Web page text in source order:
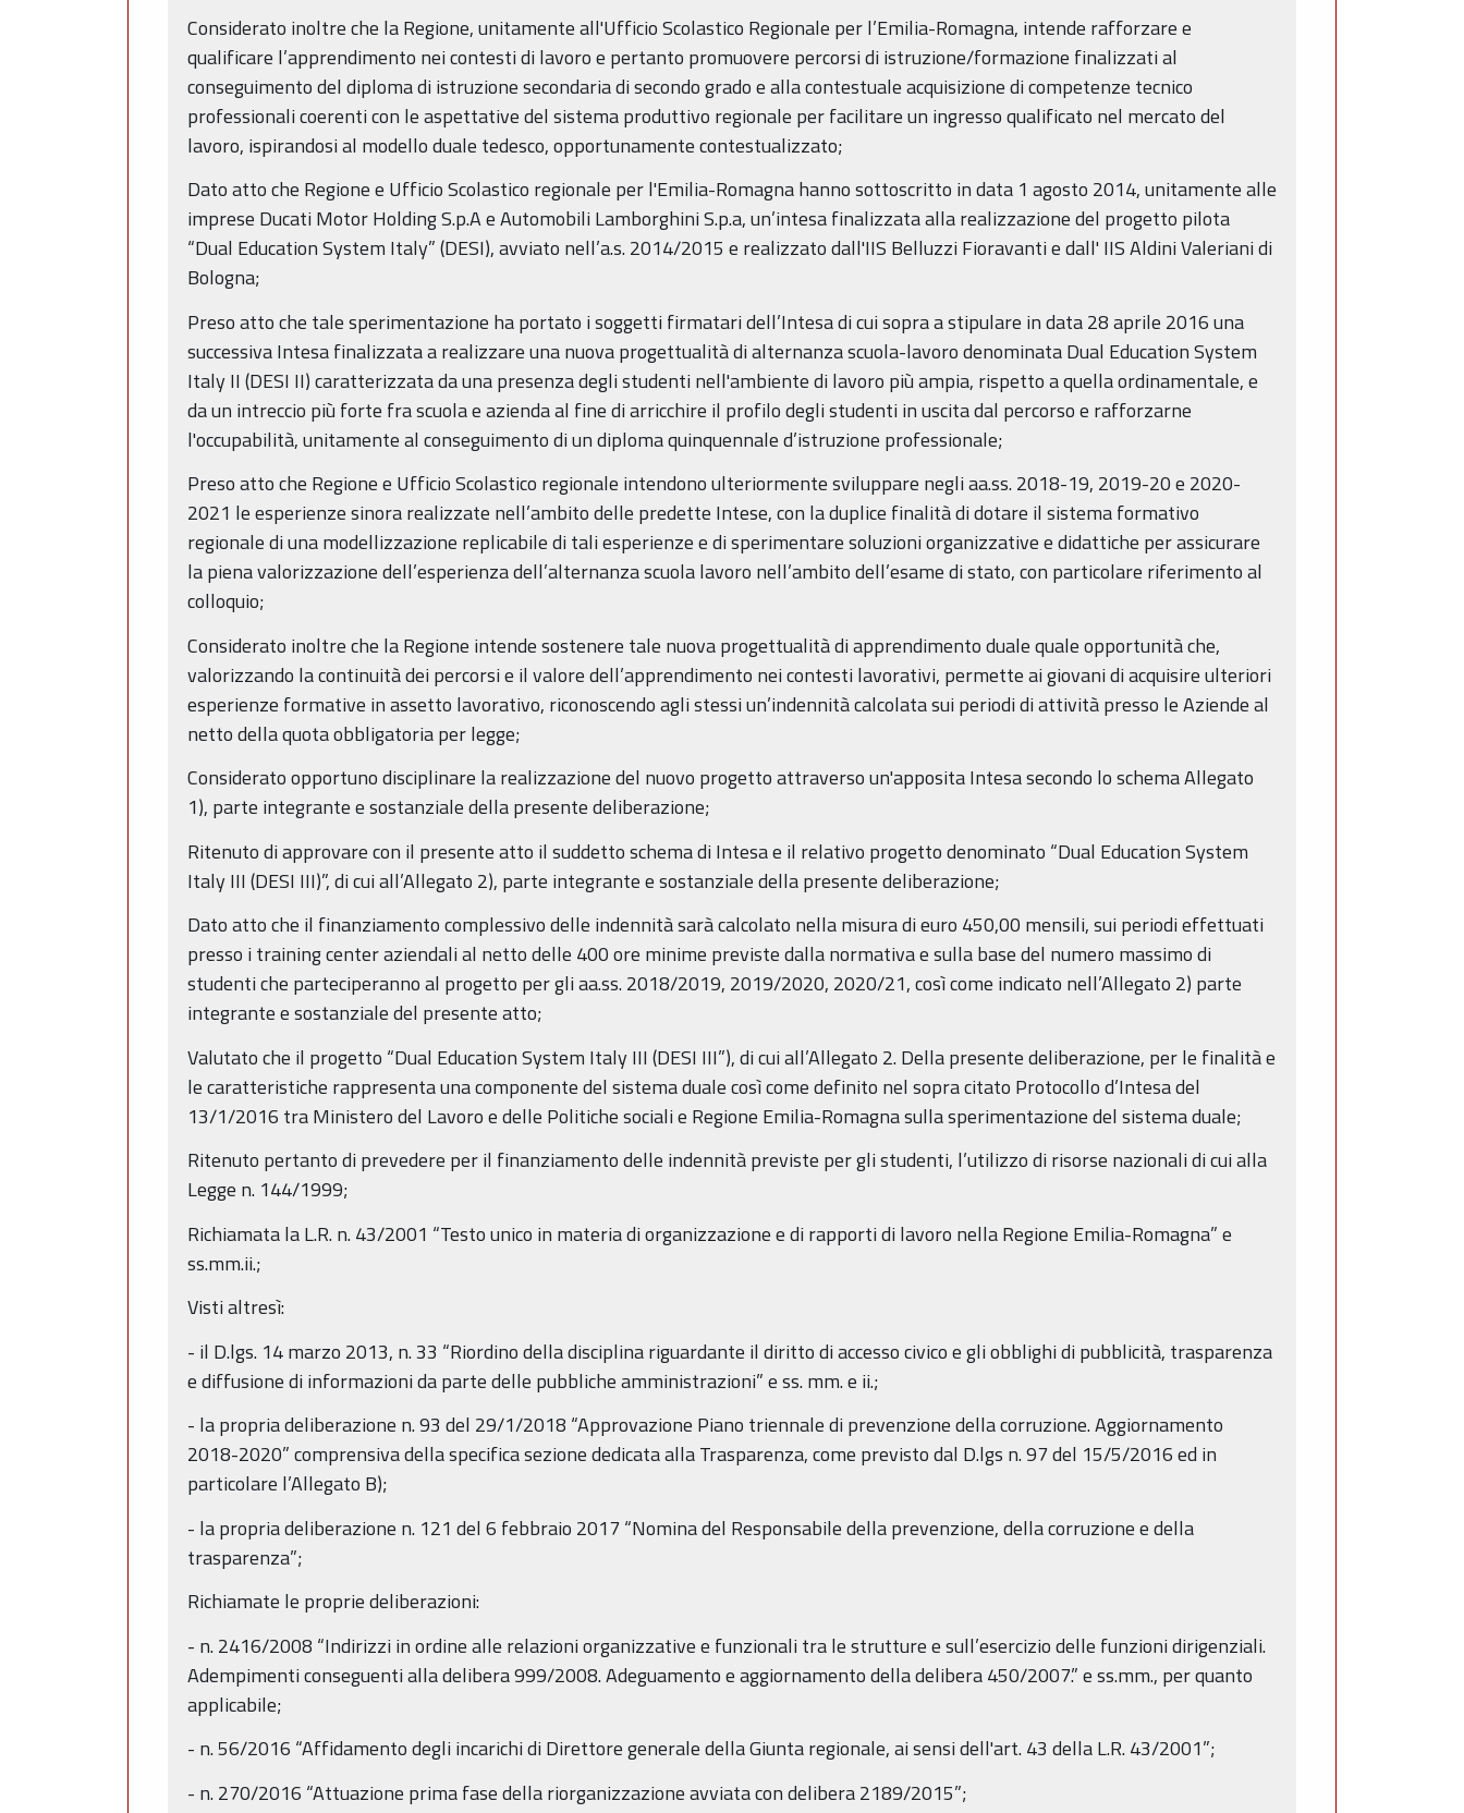
Considerato inoltre che la Regione, unitamente all'Ufficio Scolastico Regionale per l’Emilia-Romagna, intende rafforzare e
qualificare l’apprendimento nei contesti di lavoro e pertanto promuovere percorsi di istruzione/formazione finalizzati al
conseguimento del diploma di istruzione secondaria di secondo grado e alla contestuale acquisizione di competenze tecnico
professionali coerenti con le aspettative del sistema produttivo regionale per facilitare un ingresso qualificato nel mercato del
lavoro, ispirandosi al modello duale tedesco, opportunamente contestualizzato;
Dato atto che Regione e Ufficio Scolastico regionale per l'Emilia-Romagna hanno sottoscritto in data 1 agosto 2014, unitamente alle
imprese Ducati Motor Holding S.p.A e Automobili Lamborghini S.p.a, un’intesa finalizzata alla realizzazione del progetto pilota
“Dual Education System Italy” (DESI), avviato nell’a.s. 2014/2015 e realizzato dall'IIS Belluzzi Fioravanti e dall' IIS Aldini Valeriani di
Bologna;
Preso atto che tale sperimentazione ha portato i soggetti firmatari dell’Intesa di cui sopra a stipulare in data 28 aprile 2016 una
successiva Intesa finalizzata a realizzare una nuova progettualità di alternanza scuola-lavoro denominata Dual Education System
Italy II (DESI II) caratterizzata da una presenza degli studenti nell'ambiente di lavoro più ampia, rispetto a quella ordinamentale, e
da un intreccio più forte fra scuola e azienda al fine di arricchire il profilo degli studenti in uscita dal percorso e rafforzarne
l'occupabilità, unitamente al conseguimento di un diploma quinquennale d’istruzione professionale;
Preso atto che Regione e Ufficio Scolastico regionale intendono ulteriormente sviluppare negli aa.ss. 2018-19, 2019-20 e 2020-
2021 le esperienze sinora realizzate nell’ambito delle predette Intese, con la duplice finalità di dotare il sistema formativo
regionale di una modellizzazione replicabile di tali esperienze e di sperimentare soluzioni organizzative e didattiche per assicurare
la piena valorizzazione dell’esperienza dell’alternanza scuola lavoro nell’ambito dell’esame di stato, con particolare riferimento al
colloquio;
Considerato inoltre che la Regione intende sostenere tale nuova progettualità di apprendimento duale quale opportunità che,
valorizzando la continuità dei percorsi e il valore dell’apprendimento nei contesti lavorativi, permette ai giovani di acquisire ulteriori
esperienze formative in assetto lavorativo, riconoscendo agli stessi un’indennità calcolata sui periodi di attività presso le Aziende al
netto della quota obbligatoria per legge;
Considerato opportuno disciplinare la realizzazione del nuovo progetto attraverso un'apposita Intesa secondo lo schema Allegato
1), parte integrante e sostanziale della presente deliberazione;
Ritenuto di approvare con il presente atto il suddetto schema di Intesa e il relativo progetto denominato “Dual Education System
Italy III (DESI III)”, di cui all’Allegato 2), parte integrante e sostanziale della presente deliberazione;
Dato atto che il finanziamento complessivo delle indennità sarà calcolato nella misura di euro 450,00 mensili, sui periodi effettuati
presso i training center aziendali al netto delle 400 ore minime previste dalla normativa e sulla base del numero massimo di
studenti che parteciperanno al progetto per gli aa.ss. 2018/2019, 2019/2020, 2020/21, così come indicato nell’Allegato 2) parte
integrante e sostanziale del presente atto;
Valutato che il progetto “Dual Education System Italy III (DESI III”), di cui all’Allegato 2. Della presente deliberazione, per le finalità e
le caratteristiche rappresenta una componente del sistema duale così come definito nel sopra citato Protocollo d’Intesa del
13/1/2016 tra Ministero del Lavoro e delle Politiche sociali e Regione Emilia-Romagna sulla sperimentazione del sistema duale;
Ritenuto pertanto di prevedere per il finanziamento delle indennità previste per gli studenti, l’utilizzo di risorse nazionali di cui alla
Legge n. 144/1999;
Richiamata la L.R. n. 43/2001 “Testo unico in materia di organizzazione e di rapporti di lavoro nella Regione Emilia-Romagna” e
ss.mm.ii.;
Visti altresì:
- il D.lgs. 14 marzo 2013, n. 33 “Riordino della disciplina riguardante il diritto di accesso civico e gli obblighi di pubblicità, trasparenza
e diffusione di informazioni da parte delle pubbliche amministrazioni” e ss. mm. e ii.;
- la propria deliberazione n. 93 del 29/1/2018 “Approvazione Piano triennale di prevenzione della corruzione. Aggiornamento
2018-2020” comprensiva della specifica sezione dedicata alla Trasparenza, come previsto dal D.lgs n. 97 del 15/5/2016 ed in
particolare l’Allegato B);
- la propria deliberazione n. 121 del 6 febbraio 2017 “Nomina del Responsabile della prevenzione, della corruzione e della
trasparenza”;
Richiamate le proprie deliberazioni:
- n. 2416/2008 “Indirizzi in ordine alle relazioni organizzative e funzionali tra le strutture e sull’esercizio delle funzioni dirigenziali.
Adempimenti conseguenti alla delibera 999/2008. Adeguamento e aggiornamento della delibera 450/2007.” e ss.mm., per quanto
applicabile;
- n. 56/2016 “Affidamento degli incarichi di Direttore generale della Giunta regionale, ai sensi dell'art. 43 della L.R. 43/2001”;
- n. 270/2016 “Attuazione prima fase della riorganizzazione avviata con delibera 2189/2015”;